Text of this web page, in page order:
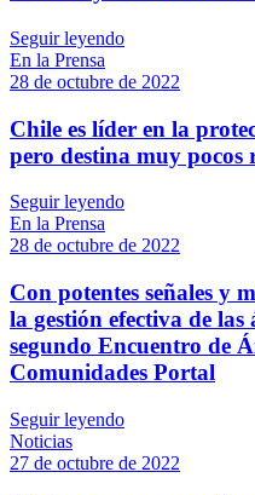
Seguir leyendo
En la Prensa
28 de octubre de 2022
Chile es líder en la
pero destina muy pocos
Seguir leyendo
En la Prensa
28 de octubre de 2022
Con potentes señales y
la gestión efectiva de
segundo Encuentro de
Comunidades Portal
Seguir leyendo
Noticias
27 de octubre de 2022